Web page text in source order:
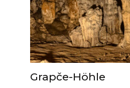
Grapče-Höhle